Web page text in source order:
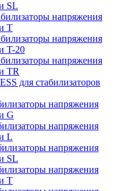
SL
напряжения
T
напряжения
T-20
напряжения
TR
для стабилизаторов
напряжения
G
напряжения
L
напряжения
SL
напряжения
T